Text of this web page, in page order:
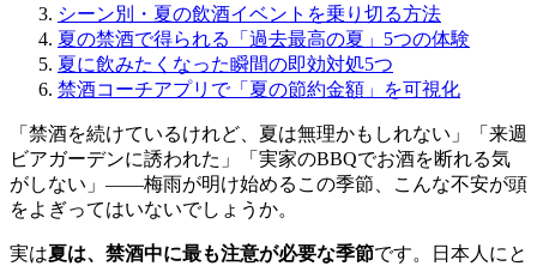
シーン別・夏の飲酒イベントを乗り切る方法
夏の禁酒で得られる「過去最高の夏」5つの体験
夏に飲みたくなった瞬間の即効対処5つ
禁酒コーチアプリで「夏の節約金額」を可視化
「禁酒を続けているけれど、夏は無理かもしれない」「来週
ビアガーデンに誘われた」「実家のBBQでお酒を断れる気
がしない」——梅雨が明け始めるこの季節、こんな不安が頭
をよぎってはいないでしょうか。
実は夏は、禁酒中に最も注意が必要な季節です。日本人にと